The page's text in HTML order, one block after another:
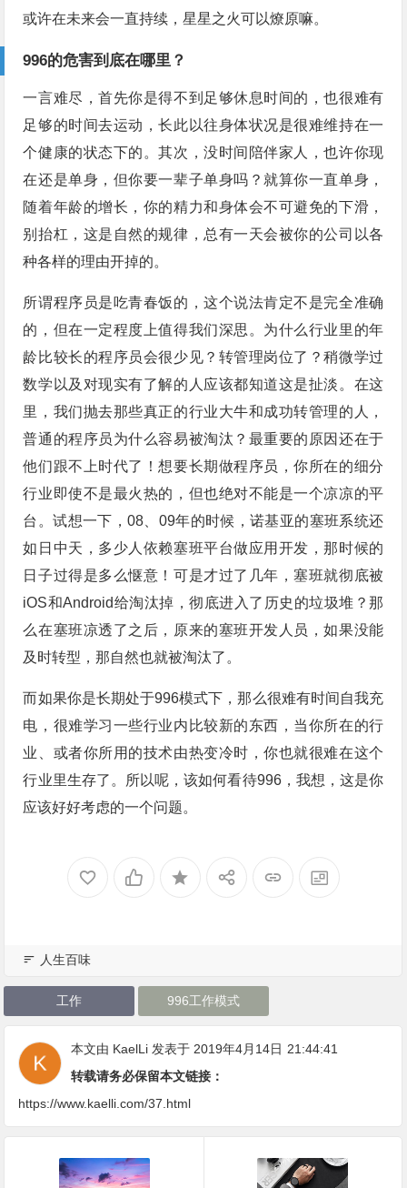
或许在未来会一直持续，星星之火可以燎原嘛。
996的危害到底在哪里？
一言难尽，首先你是得不到足够休息时间的，也很难有
足够的时间去运动，长此以往身体状况是很难维持在一
个健康的状态下的。其次，没时间陪伴家人，也许你现
在还是单身，但你要一辈子单身吗？就算你一直单身，
随着年龄的增长，你的精力和身体会不可避免的下滑，
别抬杠，这是自然的规律，总有一天会被你的公司以各
种各样的理由开掉的。
所谓程序员是吃青春饭的，这个说法肯定不是完全准确
的，但在一定程度上值得我们深思。为什么行业里的年
龄比较长的程序员会很少见？转管理岗位了？稍微学过
数学以及对现实有了解的人应该都知道这是扯淡。在这
里，我们抛去那些真正的行业大牛和成功转管理的人，
普通的程序员为什么容易被淘汰？最重要的原因还在于
他们跟不上时代了！想要长期做程序员，你所在的细分
行业即使不是最火热的，但也绝对不能是一个凉凉的平
台。试想一下，08、09年的时候，诺基亚的塞班系统还
如日中天，多少人依赖塞班平台做应用开发，那时候的
日子过得是多么惬意！可是才过了几年，塞班就彻底被
iOS和Android给淘汰掉，彻底进入了历史的垃圾堆？那
么在塞班凉透了之后，原来的塞班开发人员，如果没能
及时转型，那自然也就被淘汰了。
而如果你是长期处于996模式下，那么很难有时间自我充
电，很难学习一些行业内比较新的东西，当你所在的行
业、或者你所用的技术由热变冷时，你也就很难在这个
行业里生存了。所以呢，该如何看待996，我想，这是你
应该好好考虑的一个问题。
人生百味
工作 996工作模式
本文由 KaelLi 发表于 2019年4月14日 21:44:41
转载请务必保留本文链接：
https://www.kaelli.com/37.html